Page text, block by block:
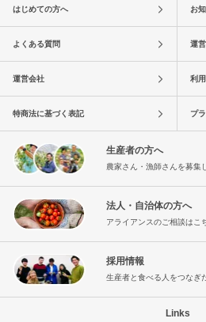
はじめての方へ お
よくある質問 運
運営会社 利
特商法に基づく表記 プ
生産者の方へ
農家さん・漁師さんを募集
法人・自治体の方へ
アライアンスのご相談はこ
採用情報
生産者と食べる人をつなぎ
Links